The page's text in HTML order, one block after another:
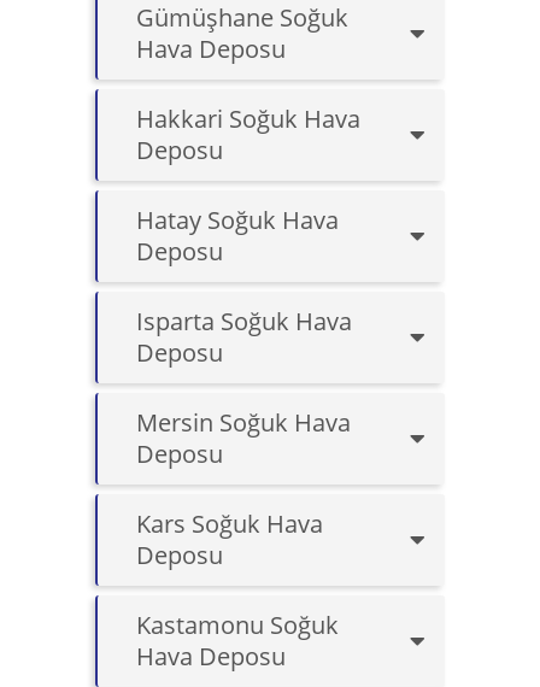
Gümüşhane Soğuk
Hava Deposu
Hakkari Soğuk Hava
Deposu
Hatay Soğuk Hava
Deposu
Isparta Soğuk Hava
Deposu
Mersin Soğuk Hava
Deposu
Kars Soğuk Hava
Deposu
Kastamonu Soğuk
Hava Deposu